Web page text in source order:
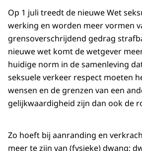
Op 1 juli treedt de nieuwe Wet
werking en worden meer vormen
grensoverschrijdend gedrag
nieuwe wet komt de wetgever
huidige norm in de samenleving
seksuele verkeer respect moeten
wensen en de grenzen van een
gelijkwaardigheid zijn dan ook de
Zo hoeft bij aanranding en
meer te zijn van (fysieke) dwang;